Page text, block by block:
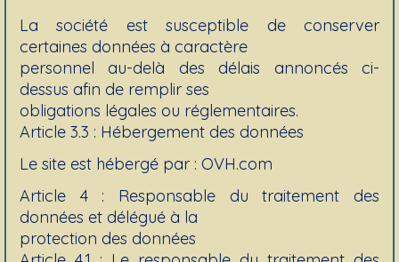
La société est susceptible de conserver
certaines données à caractère
personnel au-delà des délais annoncés ci-
dessus afin de remplir ses
obligations légales ou réglementaires.
Article 3.3 : Hébergement des données
Le site est hébergé par : OVH.com
Article 4 : Responsable du traitement des
données et délégué à la
protection des données